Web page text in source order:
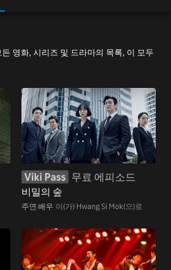
영화, 시리즈 및 드라마의 목록, 이 모두
Viki Pass 무료 에피소드
비밀의 숲
주연 배우 이(가) Hwang Si Mok(으)로